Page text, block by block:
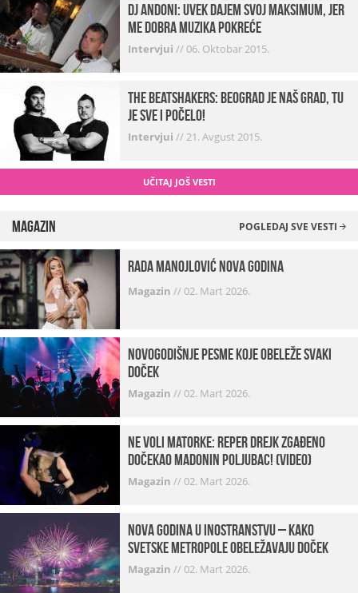
Dj Andoni: Uvek dajem svoj maksimum, jer
me dobra muzika pokreće
Intervjui //06. Oktobar 2015.
The Beatshakers: Beograd je naš grad, tu
je sve i počelo!
Intervjui //21. Avgust 2015.
UČITAJ JOŠ VESTI
Magazin POGLEDAJ SVE VESTI
Rada Manojlović Nova godina
Magazin //02. Mart 2026.
Novogodišnje pesme koje obeleže svaki
Doček
Magazin //02. Mart 2026.
Ne voli matorke: Reper Drejk zgađeno
dočekao Madonin poljubac! (VIDEO)
Magazin //02. Mart 2026.
Nova godina u inostranstvu – kako
svetske metropole obeležavaju doček
Magazin //02. Mart 2026.